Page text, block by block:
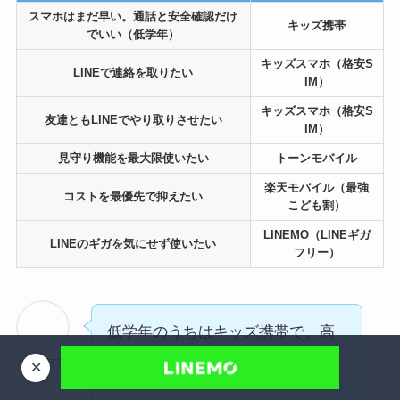
スマホはまだ早い。通話と安全確認だけ
でいい（低学年）
キッズ携帯
LINEで連絡を取りたい
キッズスマホ（格安S
IM）
友達ともLINEでやり取りさせたい
キッズスマホ（格安S
IM）
見守り機能を最大限使いたい トーンモバイル
コストを最優先で抑えたい
楽天モバイル（最強
こども割）
LINEのギガを気にせず使いたい
LINEMO（LINEギガ
フリー）
小学生ママ
低学年のうちはキッズ携帯で、高
るという家庭も多いのよね。
✕